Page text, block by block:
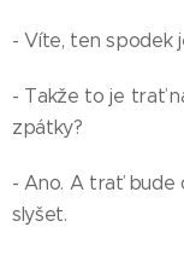
- Víte, ten spodek
- Takže to je trať
zpátky?
- Ano. A trať bude
slyšet.